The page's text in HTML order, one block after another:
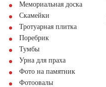
Мемориальная доска
Скамейки
Тротуарная плитка
Поребрик
Тумбы
Урна для праха
Фото на памятник
Фотоовалы